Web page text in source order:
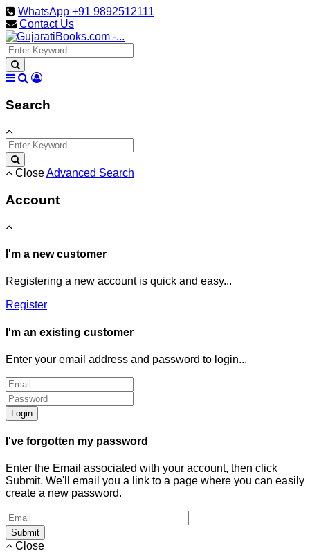
WhatsApp +91 9892512111
Contact Us
Search
CloseAdvanced Search
Account
I'm a new customer
Registering a new account is quick and easy...
Register
I'm an existing customer
Enter your email address and password to login...
Login
I've forgotten my password
Enter the Email associated with your account, then click
Submit. We'll email you a link to a page where you can easily
create a new password.
Submit
Close